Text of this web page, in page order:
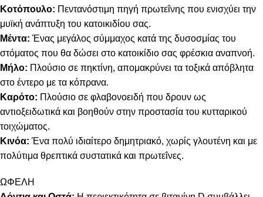
Κοτόπουλο: Πεντανόστιμη πηγή πρωτεΐνης που ενισχύει την
μυϊκή ανάπτυξη του κατοικιδίου σας.
Μέντα: Ένας μεγάλος σύμμαχος κατά της δυσοσμίας του
στόματος που θα δώσει στο κατοικίδιο σας φρέσκια αναπνοή.
Μήλο: Πλούσιο σε πηκτίνη, απομακρύνει τα τοξικά απόβλητα
στο έντερο με τα κόπρανα.
Καρότο: Πλούσιο σε φλαβονοειδή που δρουν ως
αντιοξειδωτικά και βοηθούν στην προστασία του κυτταρικού
τοιχώματος.
Κινόα: Ένα πολύ ιδιαίτερο δημητριακό, χωρίς γλουτένη και με
πολύτιμα θρεπτικά συστατικά και πρωτεΐνες.
ΩΦΕΛΗ